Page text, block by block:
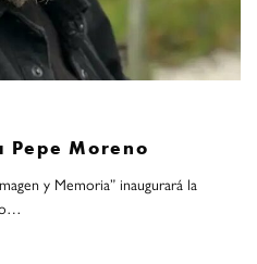
Pepe Moreno
y Memoria” inaugurará la